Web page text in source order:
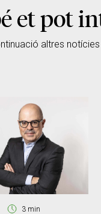
et pot
altres
3 min